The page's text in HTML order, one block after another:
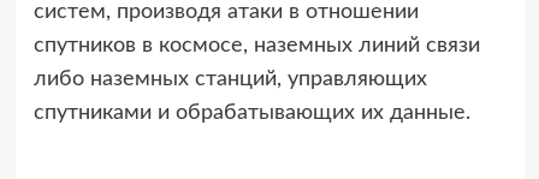
систем, производя атаки в отношении
спутников в космосе, наземных линий связи
либо наземных станций, управляющих
спутниками и обрабатывающих их данные.